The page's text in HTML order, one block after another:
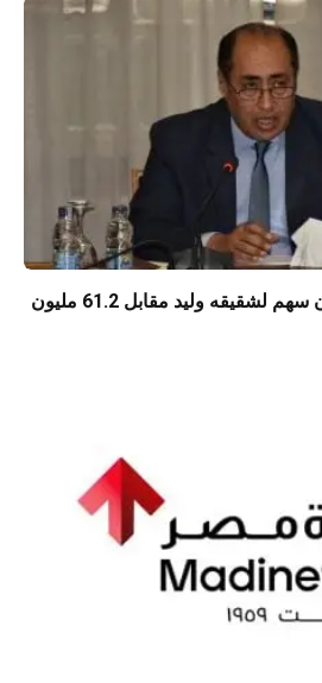
حسام زكى يبيع 17 مليون سهم لشقيقه وليد مقابل 61.2 مليون